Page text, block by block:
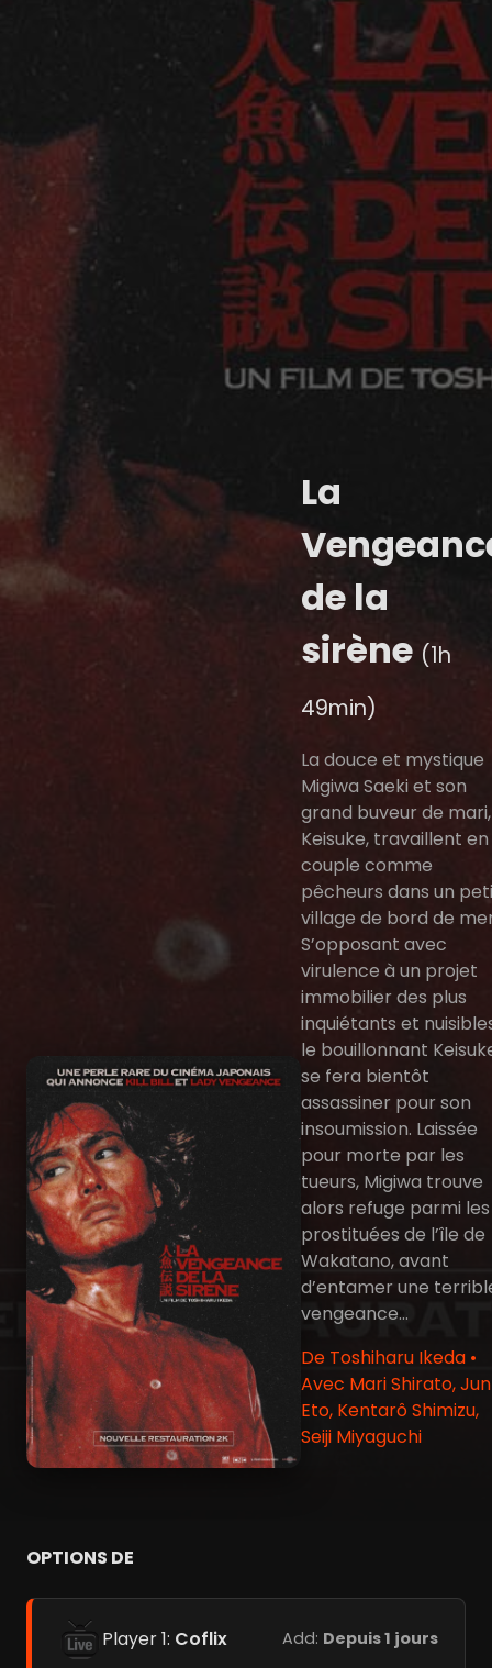
La
de la
sirène (1h
49min)
La douce et mystique
Migiwa Saeki et son
grand buveur de mari,
Keisuke, travaillent en
couple comme
pêcheurs dans un
village de bord de
S’opposant avec
virulence à un projet
immobilier des plus
inquiétants et
le bouillonnant
se fera bientôt
assassiner pour son
insoumission. Laissée
pour morte par les
tueurs, Migiwa trouve
alors refuge parmi les
prostituées de l’île de
Wakatano, avant
d’entamer une
vengeance...
De Toshiharu Ikeda •
Avec Mari Shirato, Jun
Eto, Kentarô Shimizu,
Seiji Miyaguchi
OPTIONS DE
Player 1: Coflix Add: Depuis 1 jours